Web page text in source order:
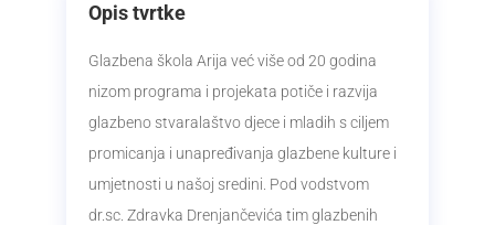
Opis tvrtke
Glazbena škola Arija već više od 20 godina
nizom programa i projekata potiče i razvija
glazbeno stvaralaštvo djece i mladih s ciljem
promicanja i unapređivanja glazbene kulture i
umjetnosti u našoj sredini. Pod vodstvom
dr.sc. Zdravka Drenjančevića tim glazbenih